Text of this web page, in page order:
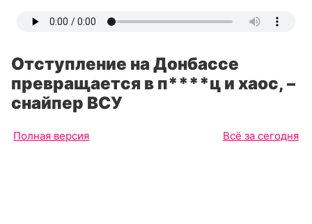
Отступление на Донбассе
превращается в п****ц и хаос, –
снайпер ВСУ
Полная версия Всё за сегодня